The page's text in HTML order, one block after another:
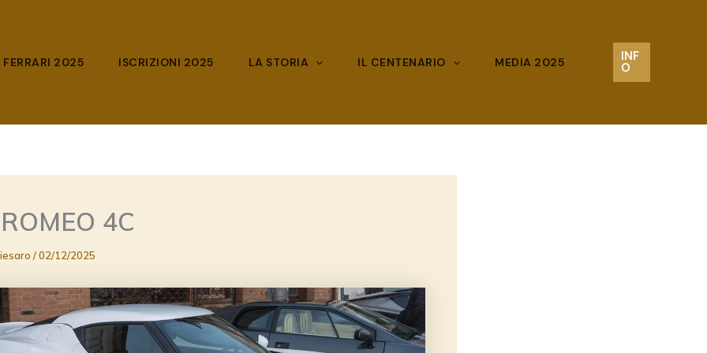
FERRARI 2025 ISCRIZIONI 2025 LA STORIA IL CENTENARIO MEDIA 2025 INF
O
4C
/02/12/2025